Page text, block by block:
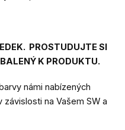
PROSTUDUJTE SI
K PRODUKTU.
námi nabízených
na Vašem SW a